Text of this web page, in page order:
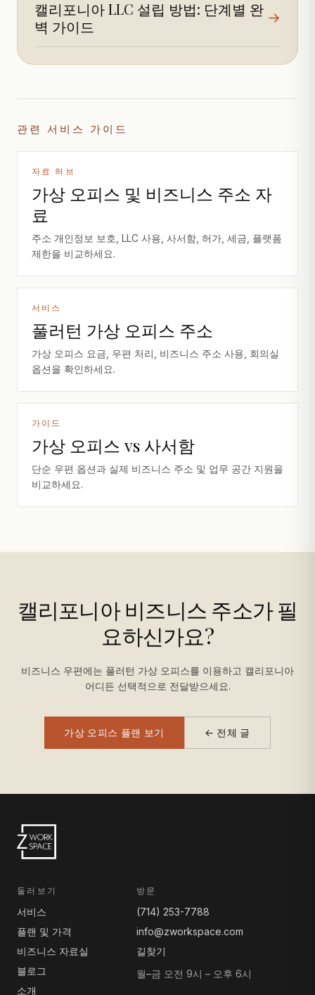
캘리포니아 LLC 설립 방법: 단계별 완
벽 가이드
→
관련 서비스 가이드
자료 허브
가상 오피스 및 비즈니스 주소 자
료
주소 개인정보 보호, LLC 사용, 사서함, 허가, 세금, 플랫폼
제한을 비교하세요.
서비스
풀러턴 가상 오피스 주소
가상 오피스 요금, 우편 처리, 비즈니스 주소 사용, 회의실
옵션을 확인하세요.
가이드
가상 오피스 vs 사서함
단순 우편 옵션과 실제 비즈니스 주소 및 업무 공간 지원을
비교하세요.
캘리포니아 비즈니스 주소가 필
요하신가요?
비즈니스 우편에는 풀러턴 가상 오피스를 이용하고 캘리포니아
어디든 선택적으로 전달받으세요.
가상 오피스 플랜 보기 ← 전체 글
둘러보기
서비스
플랜 및 가격
비즈니스 자료실
블로그
소개
방문
(714) 253-7788
info@zworkspace.com
길찾기
월–금 오전 9시 – 오후 6시